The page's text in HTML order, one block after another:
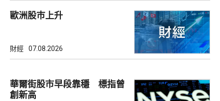
歐洲股巿上升
財經 07.08.2026
華爾街股市早段靠穩 標指曾
創新高